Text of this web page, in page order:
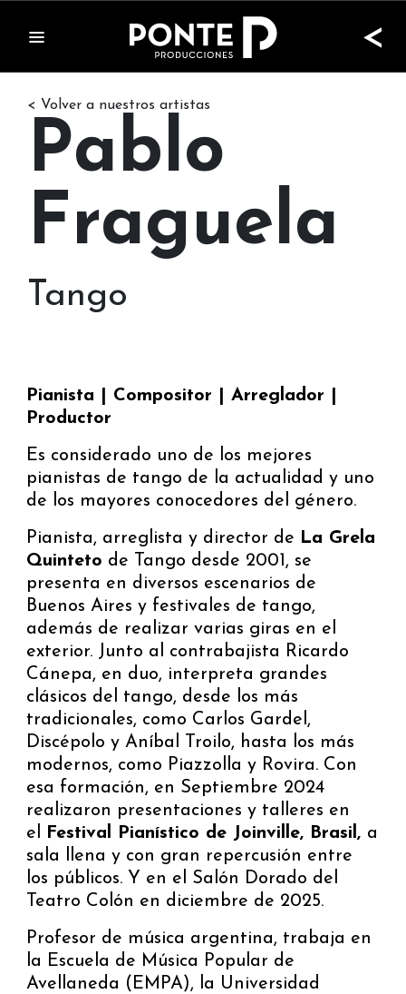
<
< Volver a nuestros artistas
Pablo
Fraguela
Tango
Pianista | Compositor | Arreglador |
Productor
Es considerado uno de los mejores
pianistas de tango de la actualidad y uno
de los mayores conocedores del género.
Pianista, arreglista y director de La Grela
Quinteto de Tango desde 2001, se
presenta en diversos escenarios de
Buenos Aires y festivales de tango,
además de realizar varias giras en el
exterior. Junto al contrabajista Ricardo
Cánepa, en duo, interpreta grandes
clásicos del tango, desde los más
tradicionales, como Carlos Gardel,
Discépolo y Aníbal Troilo, hasta los más
modernos, como Piazzolla y Rovira. Con
esa formación, en Septiembre 2024
realizaron presentaciones y talleres en
el Festival Pianístico de Joinville, Brasil, a
sala llena y con gran repercusión entre
los públicos. Y en el Salón Dorado del
Teatro Colón en diciembre de 2025.
Profesor de música argentina, trabaja en
la Escuela de Música Popular de
Avellaneda (EMPA), la Universidad